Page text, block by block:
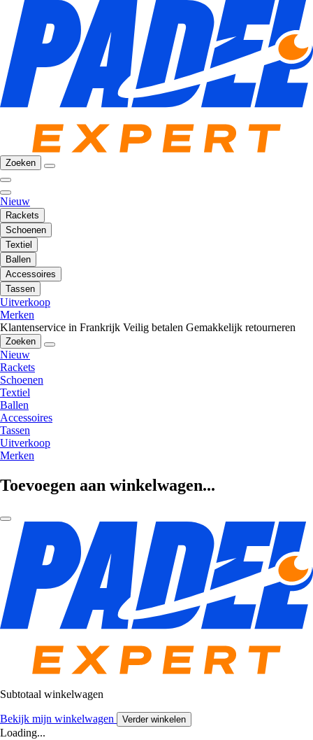
Zoeken
Nieuw
Rackets
Schoenen
Textiel
Ballen
Accessoires
Tassen
Uitverkoop
Merken
Klantenservice in Frankrijk Veilig betalen Gemakkelijk retourneren
Zoeken
Nieuw
Rackets
Schoenen
Textiel
Ballen
Accessoires
Tassen
Uitverkoop
Merken
Toevoegen aan winkelwagen...
Subtotaal winkelwagen
Bekijk mijn winkelwagen Verder winkelen
Loading...